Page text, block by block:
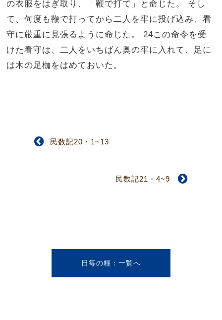
の衣服をはぎ取り、「鞭で打て」と命じた。
そし
て、何度も鞭で打ってから二人を牢に投げ込み、看
守に厳重に見張るように命じた。
24この命令を受
けた看守は、二人をいちばん奥の牢に入れて、足に
は木の足枷をはめておいた。
民数記20・1~13
民数記21・4~9
日毎の糧